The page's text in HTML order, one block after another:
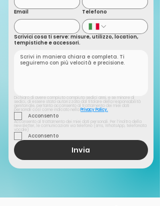
Email Telefono
Scrivici cosa ti serve: misure, utilizzo, location,
tempistiche e accessori.
Dichiaro di avere compiuto compiuto sedici anni, e se minore di
sedici, di essere stato autorizzato dal titolare della responsabilità
genitoriale, pertanto acconsento al trattamento dei miei dati
personali così come indicato nellaPrivacy Policy.
Acconsento
Acconsento al trattamento dei miei dati personali. Per l’inoltro della
newsletter, le comunicazioni via telefono (sms, WhatsApp, telefonata
vocale)
Acconsento
Invia